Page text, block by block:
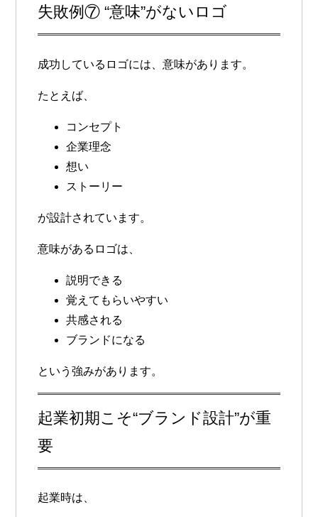
失敗例⑦ “意味”がないロゴ
成功しているロゴには、意味があります。
たとえば、
コンセプト
企業理念
想い
ストーリー
が設計されています。
意味があるロゴは、
説明できる
覚えてもらいやすい
共感される
ブランドになる
という強みがあります。
起業初期こそ“ブランド設計”が重
要
起業時は、